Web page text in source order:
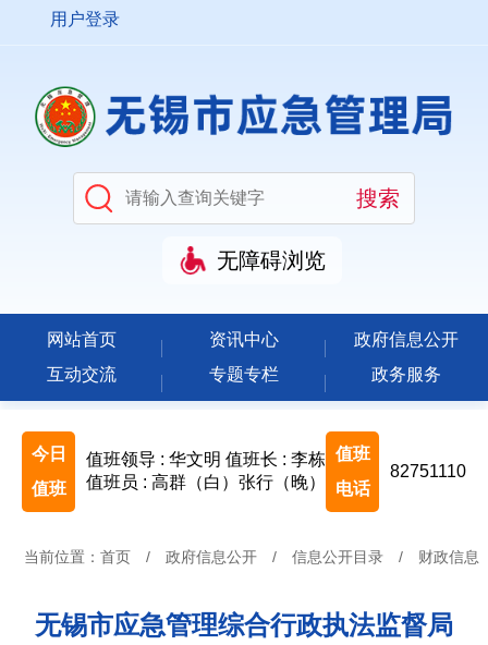
用户登录
无障碍浏览
网站首页 资讯中心
政府信息公开
互动交流
专题专栏 政务服务
今日
值班
值班领导 : 华文明 值班长 : 李栋
值班员 : 高群（白）张行（晚）
值班
电话
82751110
当前位置： 首页 / 政府信息公开 / 信息公开目录 / 财政信息
无锡市应急管理综合行政执法监督局